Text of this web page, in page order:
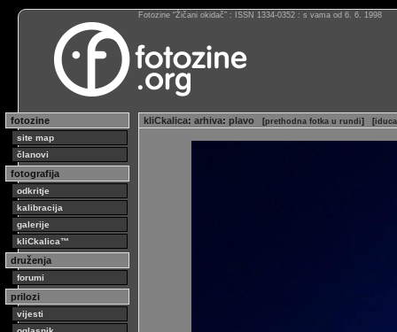
Fotozine “Žičani okidač” : ISSN 1334-0352 : s vama od 6. 6. 1998
fotozine
site map
članovi
fotografija
odkritje
kalibracija
galerije
kliCkalica™
druženja
forumi
prilozi
vijesti
kliCkalica: arhiva: plavo [prethodna fotka u rundi] [